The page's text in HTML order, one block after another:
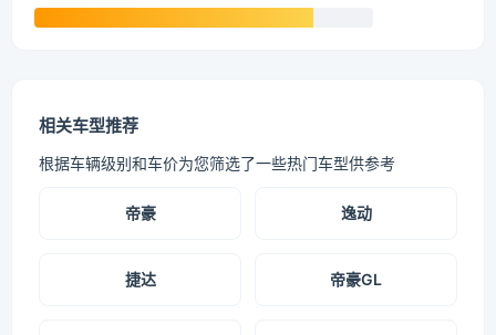
相关车型推荐
根据车辆级别和车价为您筛选了一些热门车型供参考
帝豪 逸动
捷达 帝豪GL